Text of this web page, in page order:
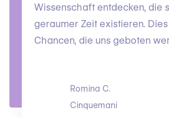
Wissenschaft entdecken, die
geraumer Zeit existieren.
Chancen, die uns geboten
Romina C.
Cinquemani